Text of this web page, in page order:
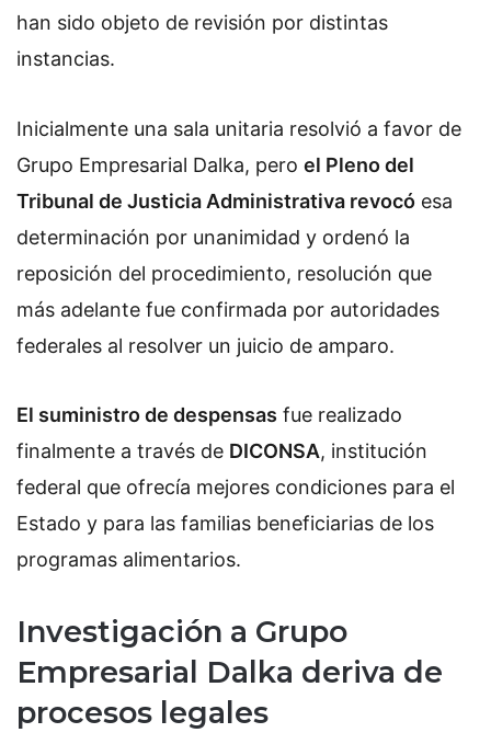
han sido objeto de revisión por distintas
instancias.
Inicialmente una sala unitaria resolvió a favor de
Grupo Empresarial Dalka, pero el Pleno del
Tribunal de Justicia Administrativa revocó esa
determinación por unanimidad y ordenó la
reposición del procedimiento, resolución que
más adelante fue confirmada por autoridades
federales al resolver un juicio de amparo.
El suministro de despensas fue realizado
finalmente a través de DICONSA, institución
federal que ofrecía mejores condiciones para el
Estado y para las familias beneficiarias de los
programas alimentarios.
Investigación a Grupo
Empresarial Dalka deriva de
procesos legales